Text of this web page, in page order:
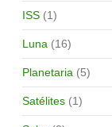
ISS (1)
Luna (16)
Planetaria (5)
Satélites (1)